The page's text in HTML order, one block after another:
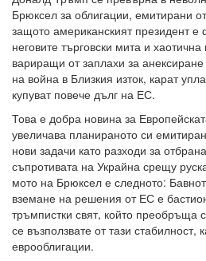
Брюксел за облигации, емитирани
защото американският президент
неговите търговски мита и
вариращи от заплахи за
на война в Близкия изток, карат
купуват повече дълг на ЕС.
Това е добра новина за
увеличава планираното си
нови задачи като разходи за
съпротивата на Украйна срещу
мото на Брюксел е следното:
вземане на решения от ЕС е
тръмпистки свят, който преобръща
се възползвате от тази стабилност,
еврооблигации.